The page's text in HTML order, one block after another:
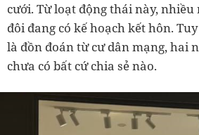
cưới. Từ loạt động thái này, nhiều
đôi đang có kế hoạch kết hôn.
là đồn đoán từ cư dân mạng, hai
chưa có bất cứ chia sẻ nào.